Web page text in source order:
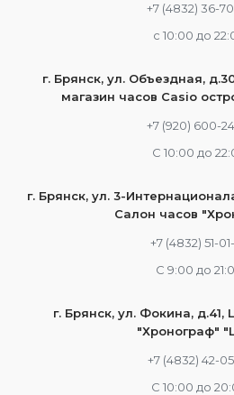
+7 (4832) 36-
c 10:00 до
г. Брянск, ул. Объездная,
магазин часов Casio
+7 (920) 600-
С 10:00 до
г. Брянск, ул. 3-
Салон часов
+7 (4832) 51-
С 9:00 до
г. Брянск, ул. Фокина,
"Хронограф"
+7 (4832) 42-
С 10:00 до